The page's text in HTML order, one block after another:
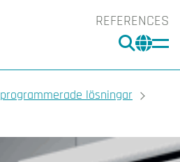
REFERENCES
SÖK
lösningar